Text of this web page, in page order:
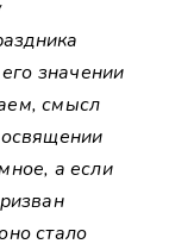
значении
смысл
а если
стало